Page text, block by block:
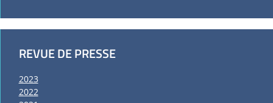
REVUE DE PRESSE
2023
2022